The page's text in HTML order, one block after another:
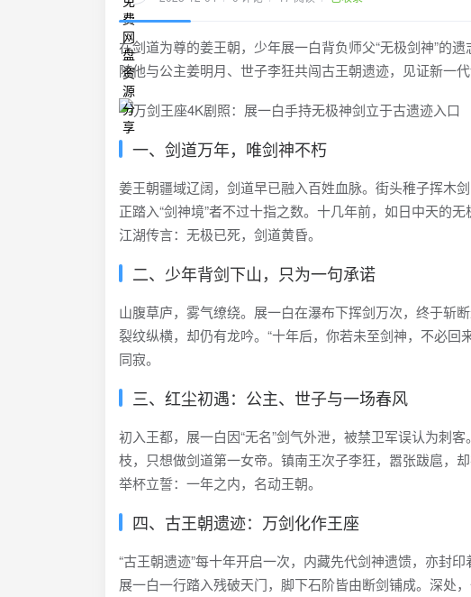
在剑道为尊的姜王朝，少年展一白背负师父“无极剑神”的
随他与公主姜明月、世子李狂共闯古王朝遗迹，见证新一
一、剑道万年，唯剑神不朽
姜王朝疆域辽阔，剑道早已融入百姓血脉。街头稚子挥木
正踏入“剑神境”者不过十指之数。十几年前，如日中天的
江湖传言：无极已死，剑道黄昏。
二、少年背剑下山，只为一句承诺
山腹草庐，雾气缭绕。展一白在瀑布下挥剑万次，终于斩
裂纹纵横，却仍有龙吟。“十年后，你若未至剑神，不必
同寂。
三、红尘初遇：公主、世子与一场春风
初入王都，展一白因“无名”剑气外泄，被禁卫军误认为刺
枝，只想做剑道第一女帝。镇南王次子李狂，嚣张跋扈，
举杯立誓：一年之内，名动王朝。
四、古王朝遗迹：万剑化作王座
“古王朝遗迹”每十年开启一次，内藏先代剑神遗馈，亦封
展一白一行踏入残破天门，脚下石阶皆由断剑铺成。深处